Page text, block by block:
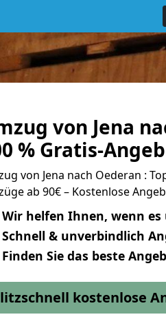
von Jena
% Gratis-
von Jena nach Oederan :
ab 90€ – Kostenlose
Wir helfen Ihnen, wenn
Schnell & unverbindlich
Finden Sie das beste
kostenlose